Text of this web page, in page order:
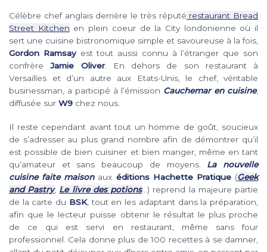
Célèbre chef anglais derrière le très réputé restaurant Bread
Street Kitchen en plein coeur de la City londonienne où il
sert une cuisine bistronomique simple et savoureuse à la fois,
Gordon Ramsayest tout aussi connu à l’étranger que son
confrèreJamie Oliver. En dehors de son restaurant à
Versailles et d’un autre aux Etats-Unis, le chef, véritable
businessman, a participé à l’émission Cauchemar en cuisine,
diffusée sur W9 chez nous.
Il reste cependant avant tout un homme de goût, soucieux
de s’adresser au plus grand nombre afin de démontrer qu’il
est possible de bien cuisiner et bien manger, même en tant
qu’amateur et sans beaucoup de moyens. La nouvelle
cuisine faite maisonaux éditions Hachette Pratique(Geek
and Pastry, Le livre des potions…) reprend la majeure partie
de la carte du BSK, tout en les adaptant dans la préparation,
afin que le lecteur puisse obtenir le résultat le plus proche
de ce qui est servi en restaurant, même sans four
professionnel. Cela donne plus de 100 recettes à se damner,